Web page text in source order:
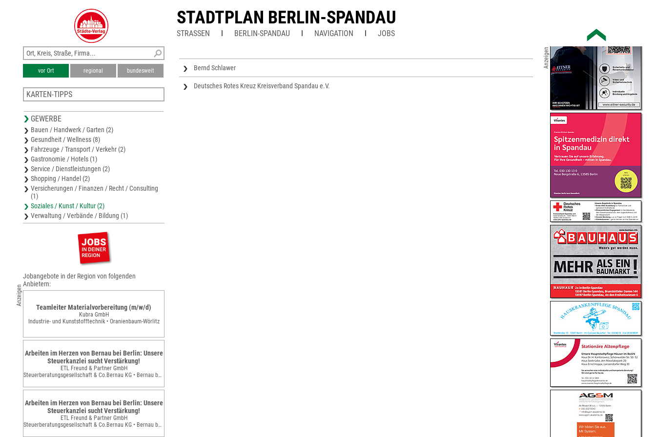
STADTPLAN BERLIN-SPANDAU
STRASSEN BERLIN-SPANDAU NAVIGATION JOBS
Bernd Schlawer
Deutsches Rotes Kreuz Kreisverband Spandau e.V.
vor Ort regional bundesweit
KARTEN-TIPPS
Stadtplan Hennigsdorf
Stadtplan Berlin-Steglitz-Zehlendorf
Stadtplan Berlin-Charlottenburg-Wilmersdorf
Stadtplan Berlin-Reinickendorf
GEWERBE
Bauen / Handwerk / Garten (2)
Gesundheit / Wellness (8)
Fahrzeuge / Transport / Verkehr (2)
Gastronomie / Hotels (1)
Service / Dienstleistungen (2)
Shopping / Handel (2)
Versicherungen / Finanzen / Recht / Consulting
(1)
Soziales / Kunst / Kultur (2)
Verwaltung / Verbände / Bildung (1)
Anzeigen
Jobangebote in der Region von folgenden
Anbietern:
Teamleiter Materialvorbereitung (m/w/d)
Kubra GmbH
Industrie- und Kunststofftechnik • Oranienbaum-Wörlitz
Arbeiten im Herzen von Bernau bei Berlin: Unsere
Steuerkanzlei sucht Verstärkung!
ETL Freund & Partner GmbH
Steuerberatungsgesellschaft & Co.Bernau KG • Bernau bei Berlin
Arbeiten im Herzen von Bernau bei Berlin: Unsere
Steuerkanzlei sucht Verstärkung!
ETL Freund & Partner GmbH
Steuerberatungsgesellschaft & Co.Bernau KG • Bernau bei Berlin
Anzeigen